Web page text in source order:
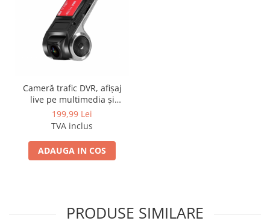
Cameră trafic DVR, afișaj
live pe multimedia și
înregistrare pe SD
199,99 Lei
TVA inclus
ADAUGA IN COS
PRODUSE SIMILARE